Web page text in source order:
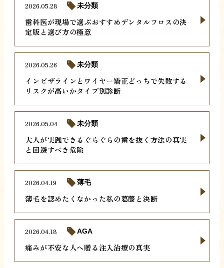
歯科医が現場で選ぶおすすめデンタルフロスの決
定版と選び方の極意
2026.05.28 未分類
インビザラインとワイヤー矯正どっちで失敗する
リスクが高いかタイプ別診断
2026.05.26 未分類
大人が実践できるぐらぐらの歯を抜く方法の真実
と回避すべき危険
2026.05.04 未分類
薄毛を認めたくなかった私の葛藤と決断
2026.04.19 薄毛
痛みが不安な人へ贈る注入治療の真実
2026.04.18 AGA